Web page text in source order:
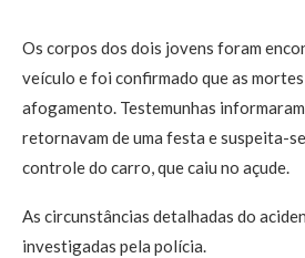
Os corpos dos dois jovens foram
veículo e foi confirmado que as
afogamento. Testemunhas
retornavam de uma festa e suspeita-
controle do carro, que caiu no açude.
As circunstâncias detalhadas do
investigadas pela polícia.